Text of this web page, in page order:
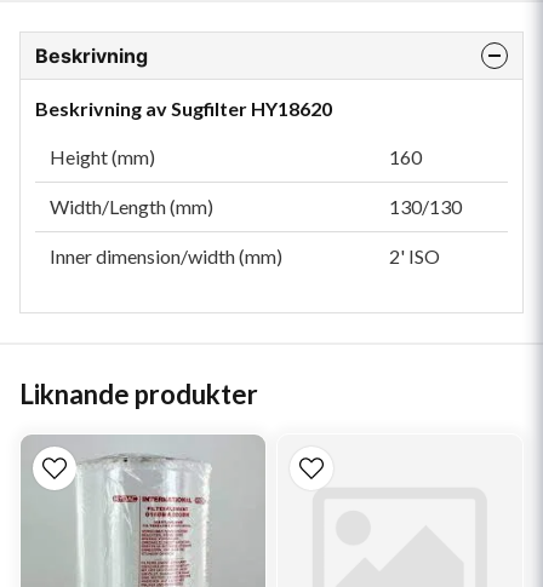
Beskrivning
Beskrivning av Sugfilter HY18620
Height (mm) 160
Width/Length (mm) 130/130
Inner dimension/width (mm) 2' ISO
Liknande produkter